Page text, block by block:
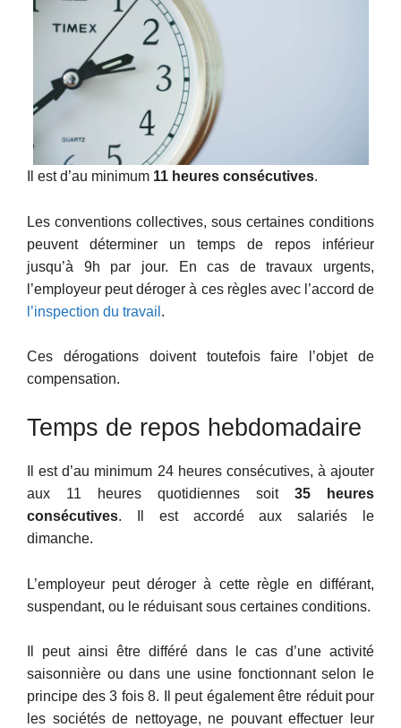
Il est d’au minimum 11 heures consécutives.
Les conventions collectives, sous certaines conditions
peuvent déterminer un temps de repos inférieur
jusqu’à 9h par jour. En cas de travaux urgents,
l’employeur peut déroger à ces règles avec l’accord de
l’inspection du travail .
Ces dérogations doivent toutefois faire l’objet de
compensation.
Temps de repos hebdomadaire
Il est d’au minimum 24 heures consécutives, à ajouter
aux 11 heures quotidiennes soit 35 heures
consécutives. Il est accordé aux salariés le
dimanche.
L’employeur peut déroger à cette règle en différant,
suspendant, ou le réduisant sous certaines conditions.
Il peut ainsi être différé dans le cas d’une activité
saisonnière ou dans une usine fonctionnant selon le
principe des 3 fois 8. Il peut également être réduit pour
les sociétés de nettoyage, ne pouvant effectuer leur